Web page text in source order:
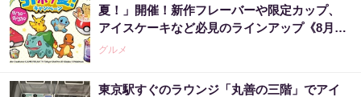
夏！」開催！新作フレーバーや限定カップ、
アイスケーキなど必見のラインアップ《8月1
日スタート》
グルメ
東京駅すぐのラウンジ「丸善の三階」でアイ